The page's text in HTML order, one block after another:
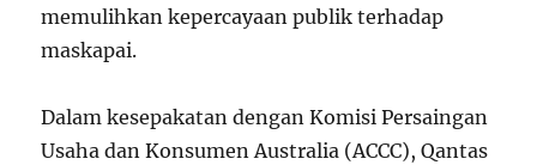
memulihkan kepercayaan publik terhadap
maskapai.
Dalam kesepakatan dengan Komisi Persaingan
Usaha dan Konsumen Australia (ACCC), Qantas